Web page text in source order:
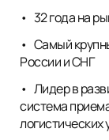
32 года на
Самый
России и СНГ
Лидер в
система
логистических